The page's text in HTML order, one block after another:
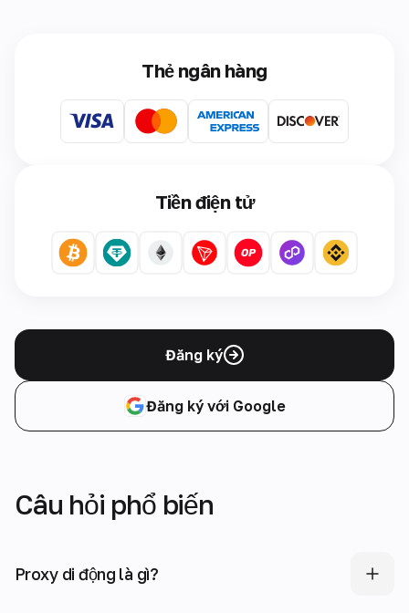
Thẻ ngân hàng
Tiền điện tử
Đăng ký
Đăng ký với Google
Câu hỏi phổ biến
Proxy di động là gì?